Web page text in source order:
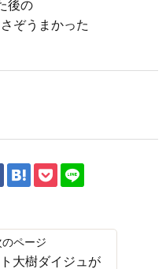
後の
ぞうまかった
大樹ダイジュが